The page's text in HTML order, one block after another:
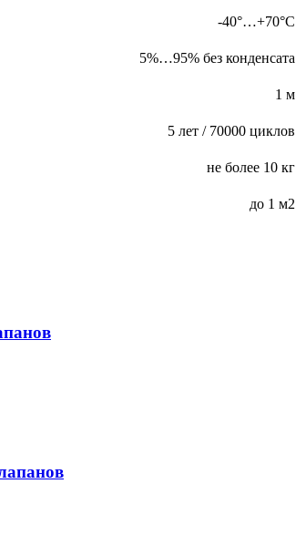
-40°…+70°С
5%…95% без конденсата
1 м
5 лет / 70000 циклов
не более 10 кг
до 1 м2